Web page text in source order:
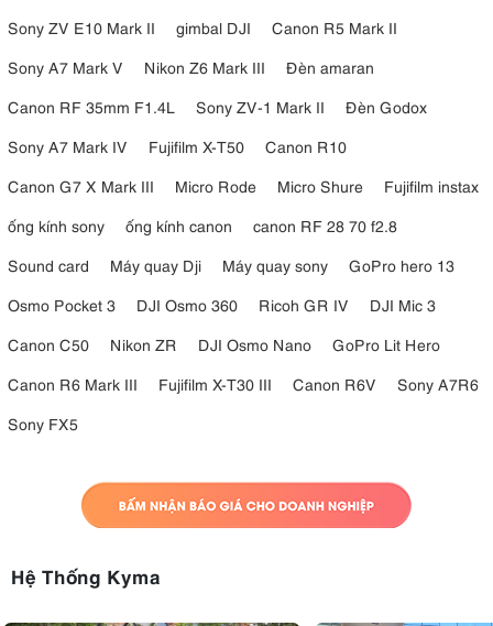
Sony ZV E10 Mark II
gimbal DJI
Canon R5 Mark II
Sony A7 Mark V
Nikon Z6 Mark III
Đèn amaran
Canon RF 35mm F1.4L
Sony ZV-1 Mark II
Đèn Godox
Sony A7 Mark IV
Fujifilm X-T50
Canon R10
Canon G7 X Mark III
Micro Rode Micro Shure
Fujifilm instax
ống kính sony
ống kính canon
canon RF 28 70 f2.8
Sound card
Máy quay Dji Máy quay sony
GoPro hero 13
Osmo Pocket 3
DJI Osmo 360 Ricoh GR IV
DJI Mic 3
Canon C50
Nikon ZR DJI Osmo Nano
GoPro Lit Hero
Canon R6 Mark III
Fujifilm X-T30 III Canon R6V
Sony A7R6
Sony FX5
Hệ Thống Kyma